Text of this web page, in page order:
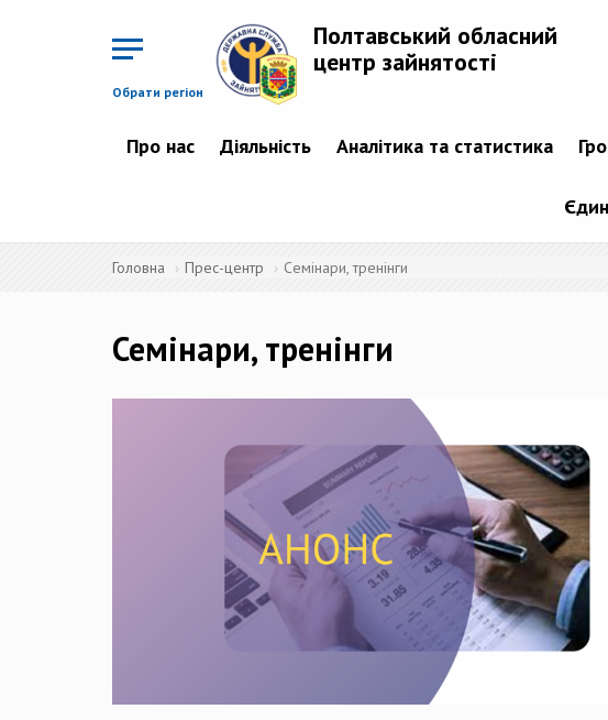
Обрати регіон
Полтавський обласний
центр зайнятості
Про нас Діяльність Аналітика та статистика
Головна Прес-центр Семінари, тренінги
Семінари, тренінги